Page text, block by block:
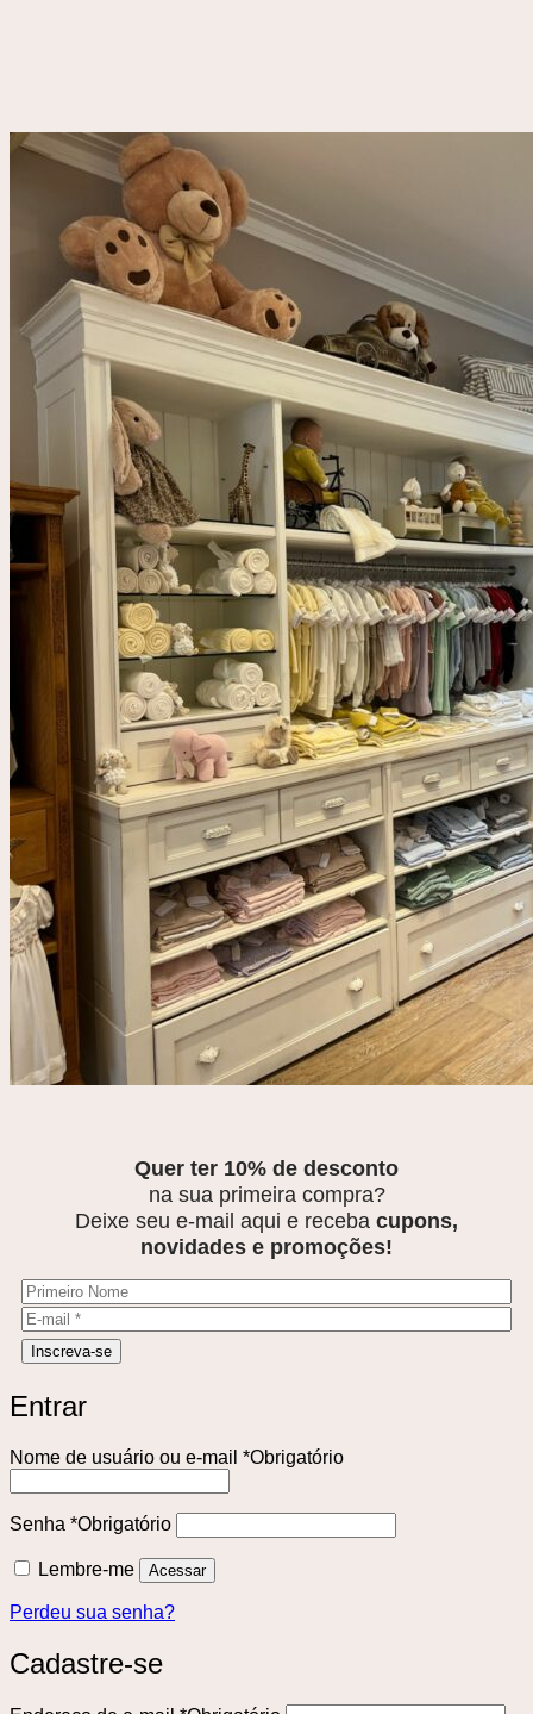
Quer ter 10% de desconto
na sua primeira compra?
Deixe seu e-mail aqui e receba cupons,
novidades e promoções!
Entrar
Nome de usuário ou e-mail *Obrigatório
Senha *Obrigatório
Lembre-me Acessar
Perdeu sua senha?
Cadastre-se